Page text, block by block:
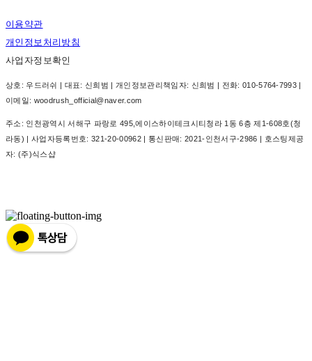
이용약관
개인정보처리방침
사업자정보확인
상호: 우드러쉬 | 대표: 신희범 | 개인정보관리책임자: 신희범 | 전화: 010-5764-7993 |
이메일: woodrush_official@naver.com
주소: 인천광역시 서해구 파랑로 495,에이스하이테크시티청라 1동 6층 제1-608호(청
라동) | 사업자등록번호: 321-20-00962| 통신판매: 2021-인천서구-2986 | 호스팅제공
자: (주)식스샵